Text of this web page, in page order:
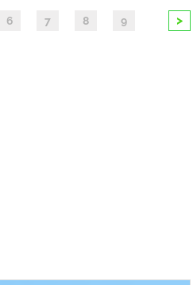
6 7 8 9 >